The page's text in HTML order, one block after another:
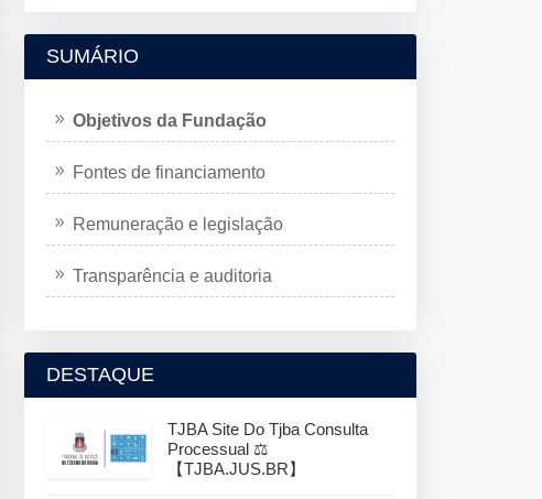
SUMÁRIO
Objetivos da Fundação
Fontes de financiamento
Remuneração e legislação
Transparência e auditoria
DESTAQUE
TJBA Site Do Tjba Consulta
Processual ⚖️
【TJBA.JUS.BR】